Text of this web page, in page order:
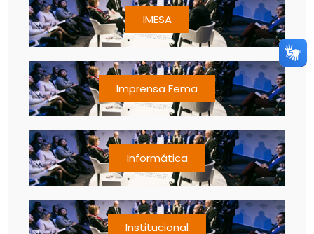
IMESA
Imprensa Fema
Informática
Institucional